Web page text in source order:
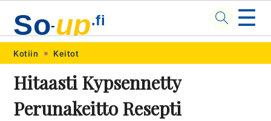
Skip
primary
navigation
Skip
main
content
Skip
primary
sidebar
Skip
footer
So-up.fi ☰
Kotiin Keitot
Hitaasti Kypsennetty
Perunakeitto Resepti